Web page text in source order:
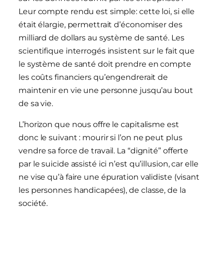
Leur compte rendu est simple: cette loi, si elle
était élargie, permettrait d’économiser des
milliard de dollars au système de santé. Les
scientifique interrogés insistent sur le fait que
le système de santé doit prendre en compte
les coûts financiers qu’engendrerait de
maintenir en vie une personne jusqu’au bout
de sa vie.
L’horizon que nous offre le capitalisme est
donc le suivant : mourir si l’on ne peut plus
vendre sa force de travail. La “dignité” offerte
par le suicide assisté ici n’est qu’illusion, car elle
ne vise qu’à faire une épuration validiste (visant
les personnes handicapées), de classe, de la
société.